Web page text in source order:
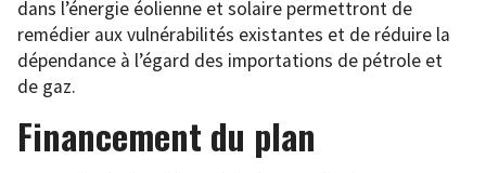
dans l’énergie éolienne et solaire permettront de
remédier aux vulnérabilités existantes et de réduire la
dépendance à l’égard des importations de pétrole et
de gaz.
Financement du plan